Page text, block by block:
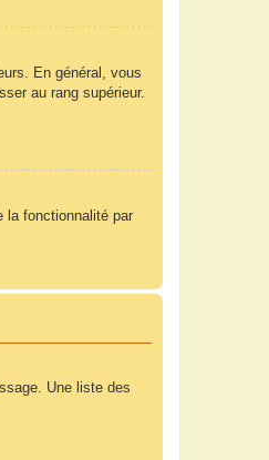
En général, vous
au rang supérieur.
la fonctionnalité par
Une liste des